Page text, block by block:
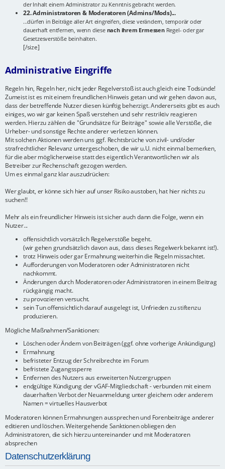
der Inhalt einem Administrator zu Kenntnis gebracht werden.
22. Administratoren & Moderatoren (Admins/Mods)...
...dürfen in Beiträge aller Art eingreifen, diese verändern, temporär oder
dauerhaft entfernen, wenn diese nach ihrem ErmessenRegel- oder gar
Gesetzesverstöße beinhalten.
[/size]
Administrative Eingriffe
Regeln hin, Regeln her, nicht jeder Regelverstoß ist auch gleich eine Todsünde!
Zumeist ist es mit einem freundlichen Hinweis getan und wir gehen davon aus,
dass der betreffende Nutzer diesen künftig beherzigt. Andererseits gibt es auch
einiges, wo wir gar keinen Spaß verstehen und sehr restriktiv reagieren
werden. Hierzu zählen die "Grundsätze für Beiträge" sowie alle Verstöße, die
Urheber- und sonstige Rechte anderer verletzen können.
Mit solchen Aktionen werden uns ggf. Rechtsbrüche von zivil- und/oder
strafrechtlicher Relevanz untergeschoben, die wir u.U. nicht einmal bemerken,
für die aber möglicherweise statt des eigentlich Verantwortlichen wir als
Betreiber zur Rechenschaft gezogen werden.
Um es einmal ganz klar auszudrücken:
Wer glaubt, er könne sich hier auf unser Risiko austoben, hat hier nichts zu
suchen!!
Mehr als ein freundlicher Hinweis ist sicher auch dann die Folge, wenn ein
Nutzer...
offensichtlich vorsätzlich Regelverstöße begeht.
(wir gehen grundsätzlich davon aus, dass dieses Regelwerk bekannt ist!).
trotz Hinweis oder gar Ermahnung weiterhin die Regeln missachtet.
Aufforderungen von Moderatoren oder Administratoren nicht
nachkommt.
Änderungen durch Moderatoren oder Administratoren in einem Beitrag
rückgängig macht.
zu provozieren versucht.
sein Tun offensichtlich darauf ausgelegt ist, Unfrieden zu stiftenzu
produzieren.
Mögliche Maßnahmen/Sanktionen:
Löschen oder Ändern von Beiträgen (ggf. ohne vorherige Ankündigung)
Ermahnung
befristeter Entzug der Schreibrechte im Forum
befristete Zugangssperre
Entfernen des Nutzers aus erweiterten Nutzergruppen
endgültige Kündigung der vGAF-Mitgliedschaft - verbunden mit einem
dauerhaften Verbot der Neuanmeldung unter gleichem oder anderem
Namen = virtuelles Hausverbot
Moderatoren können Ermahnungen aussprechen und Forenbeiträge anderer
editieren und löschen. Weitergehende Sanktionen obliegen den
Administratoren, die sich hierzu untereinander und mit Moderatoren
absprechen
Datenschutzerklärung